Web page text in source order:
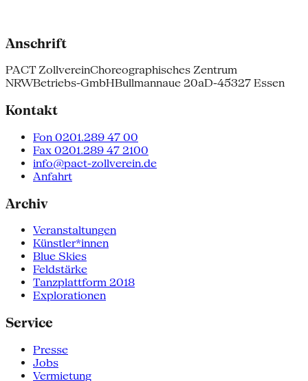
Anschrift
PACT ZollvereinChoreographisches Zentrum
NRWBetriebs-GmbHBullmannaue 20aD-45327 Essen
Kontakt
Fon 0201.289 47 00
Fax 0201.289 47 2100
info@pact-zollverein.de
Anfahrt
Archiv
Veranstaltungen
Künstler*innen
Blue Skies
Feldstärke
Tanzplattform 2018
Explorationen
Service
Presse
Jobs
Vermietung